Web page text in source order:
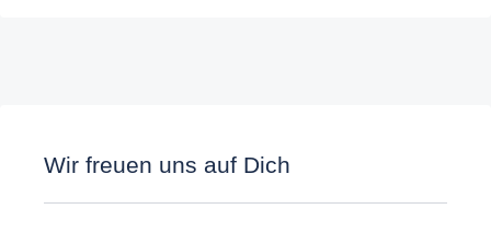
Wir freuen uns auf Dich